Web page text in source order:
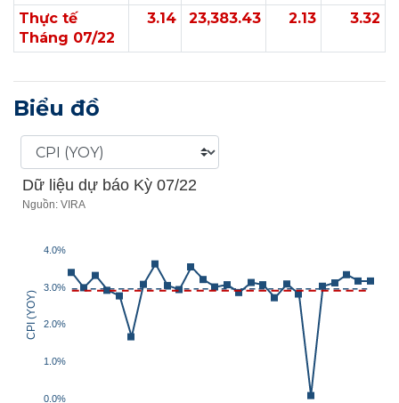
Thực tế
Tháng 07/22
3.14 23,383.43 2.13 3.32
Biểu đồ
CPI (YOY)
Dữ liệu dự báo Kỳ 07/22
Nguồn: VIRA
0.0%
1.0%
2.0%
3.0%
4.0%